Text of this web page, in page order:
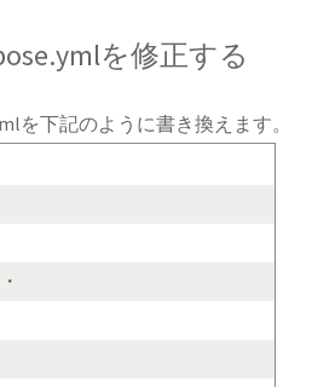
を修正する
を下記のように書き換えます。